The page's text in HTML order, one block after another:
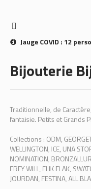
Jauge COVID : 12
Bijouterie
Traditionnelle, de
fantaisie. Petits et Grands
Collections : ODM,
WELLINGTON, ICE, UNA
NOMINATION,
FREY WILL, FLIK FLAK,
JOURDAN, FESTINA, ALL